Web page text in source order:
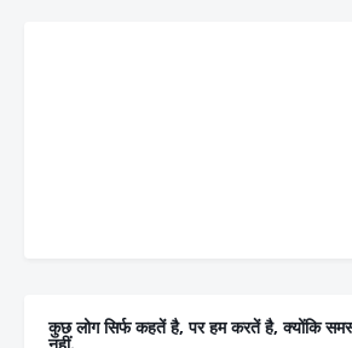
कुछ लोग सिर्फ कहतें है, पर हम करतें है, क्योंकि